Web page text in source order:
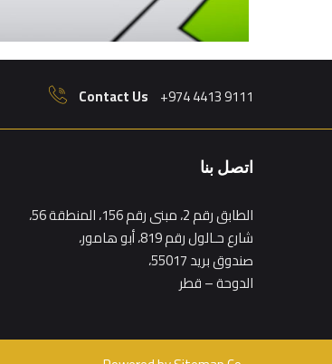
Contact Us +974 4413 9111
اتصل بنا
الطابق رقم 2، مبنى رقم 156، المنطقة 56،
شارع حـالول رقم 819، أبو هامور،
صندوق بريد 55017،
الدوحة – قطر